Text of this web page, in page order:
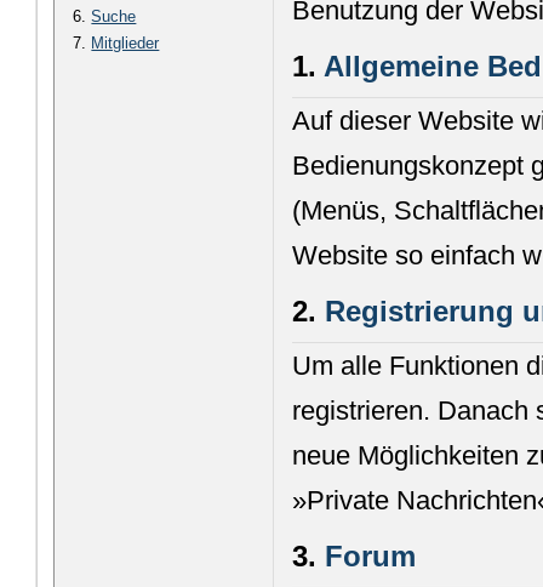
Suche
Mitglieder
Benutzung der
1. Allgemeine
Auf dieser Website
Bedienungskonzept
(Menüs,
Website so einfach
2. Registrierung
Um alle Funktionen
registrieren. Danach
neue Möglichkeiten
»Private
3. Forum